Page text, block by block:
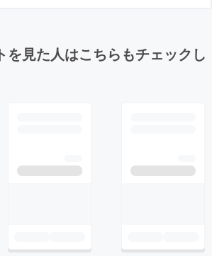
を見た人はこちらもチェックし